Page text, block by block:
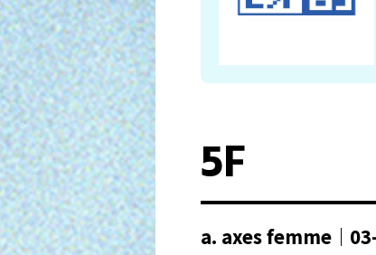
5F
a. axes femme ｜